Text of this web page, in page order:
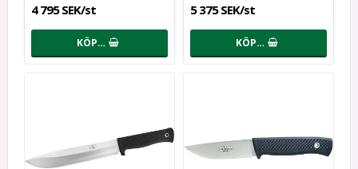
4 795 SEK/st
KÖP…
5 375 SEK/st
KÖP…